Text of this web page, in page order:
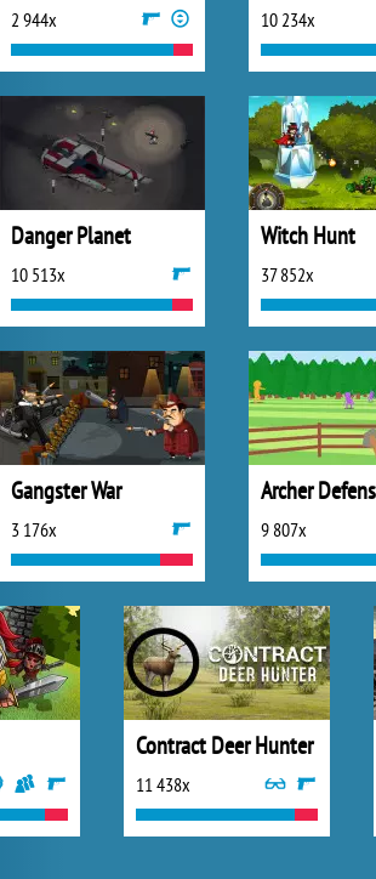
2 944x 10 234x
Danger Planet
10 513x
Witch Hunt
37 852x
Gangster War
3 176x
Archer
9 807x
Contract Deer Hunter
11 438x